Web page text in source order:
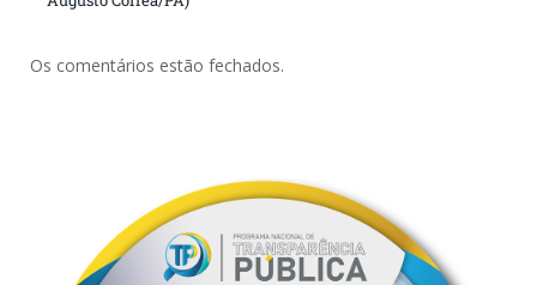
Os comentários estão fechados.